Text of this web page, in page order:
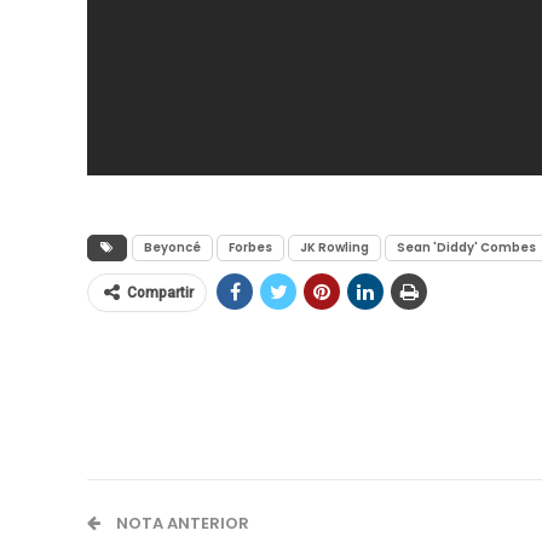
Beyoncé Forbes JK Rowling Sean 'Diddy' Combes
Compartir
NOTA ANTERIOR